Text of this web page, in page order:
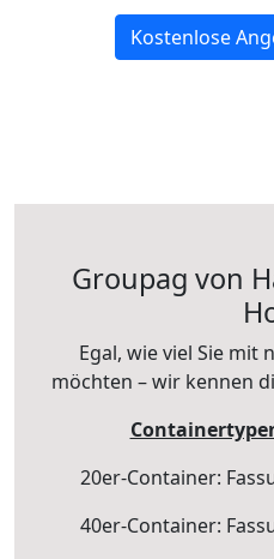
Kostenlose
Groupag von
Egal, wie viel Sie mit
möchten – wir kennen
20er-Container:
40er-Container: